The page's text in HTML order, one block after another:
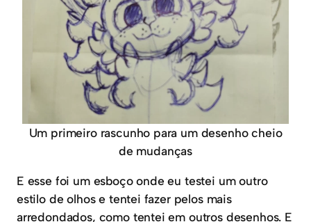
Um primeiro rascunho para um desenho cheio
de mudanças
E esse foi um esboço onde eu testei um outro
estilo de olhos e tentei fazer pelos mais
arredondados, como tentei em outros desenhos. E